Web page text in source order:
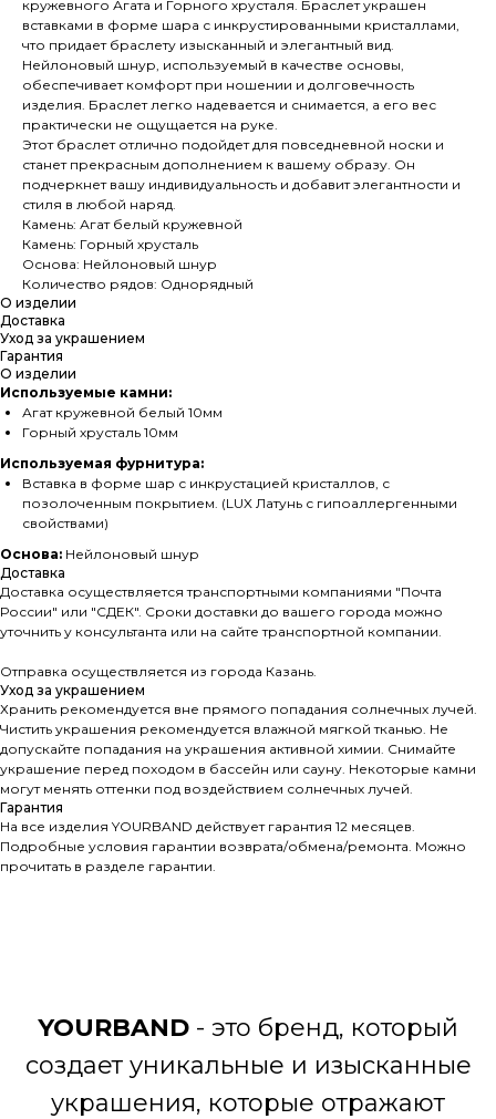
кружевного Агата и Горного хрусталя. Браслет украшен
вставками в форме шара с инкрустированными кристаллами,
что придает браслету изысканный и элегантный вид.
Нейлоновый шнур, используемый в качестве основы,
обеспечивает комфорт при ношении и долговечность
изделия. Браслет легко надевается и снимается, а его вес
практически не ощущается на руке.
Этот браслет отлично подойдет для повседневной носки и
станет прекрасным дополнением к вашему образу. Он
подчеркнет вашу индивидуальность и добавит элегантности и
стиля в любой наряд.
Камень: Агат белый кружевной
Камень: Горный хрусталь
Основа: Нейлоновый шнур
Количество рядов: Однорядный
О изделии
Доставка
Уход за украшением
Гарантия
О изделии
Используемые камни:
Агат кружевной белый 10мм
Горный хрусталь 10мм
Используемая фурнитура:
Вставка в форме шар с инкрустацией кристаллов, с
позолоченным покрытием. (LUX Латунь с гипоаллергенными
свойствами)
Основа: Нейлоновый шнур
Доставка
Доставка осуществляется транспортными компаниями "Почта
России" или "СДЕК". Сроки доставки до вашего города можно
уточнить у консультанта или на сайте транспортной компании.
Отправка осуществляется из города Казань.
Уход за украшением
Хранить рекомендуется вне прямого попадания солнечных лучей.
Чистить украшения рекомендуется влажной мягкой тканью. Не
допускайте попадания на украшения активной химии. Снимайте
украшение перед походом в бассейн или сауну. Некоторые камни
могут менять оттенки под воздействием солнечных лучей.
Гарантия
На все изделия YOURBAND действует гарантия 12 месяцев.
Подробные условия гарантии возврата/обмена/ремонта. Можно
прочитать в разделе гарантии.
YOURBAND - это бренд, который
создает уникальные и изысканные
украшения, которые отражают